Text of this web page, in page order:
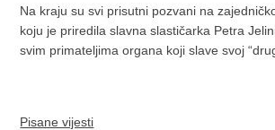
Na kraju su svi prisutni pozvani na
koju je priredila slavna slastičarka Petra
svim primateljima organa koji slave svoj
Pisane vijesti